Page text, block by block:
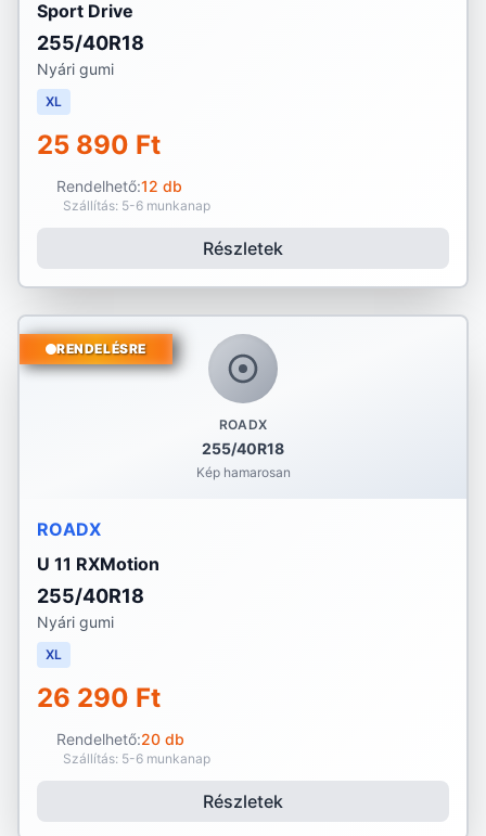
Sport Drive
255/40R18
Nyári gumi
XL
25 890 Ft
Rendelhető:12 db
Szállítás: 5-6 munkanap
Részletek
ROADX
255/40R18
Kép hamarosan
RENDELÉSRE
ROADX
U 11 RXMotion
255/40R18
Nyári gumi
XL
26 290 Ft
Rendelhető:20 db
Szállítás: 5-6 munkanap
Részletek